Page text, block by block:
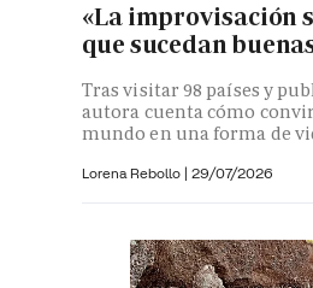
«La improvisación
que sucedan
Tras visitar 98 países y
autora cuenta cómo
mundo en una forma de
Lorena Rebollo | 29/07/2026